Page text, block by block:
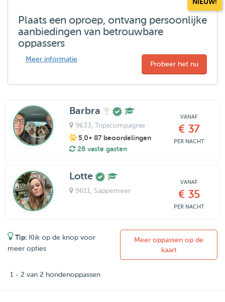
Plaats een oproep, ontvang persoonlijke
aanbiedingen van betrouwbare
oppassers
Meer informatie
Probeer het nu
Barbra
9633 , Tripscompagnie
5,0• 87 beoordelingen
26 vaste gasten
VANAF
€ 37
PER NACHT
Lotte
9611 , Sappemeer
VANAF
€ 35
PER NACHT
Tip: Klik op de knop voor
meer opties
Meer oppassen op de
kaart
1 - 2 van 2 hondenoppassen